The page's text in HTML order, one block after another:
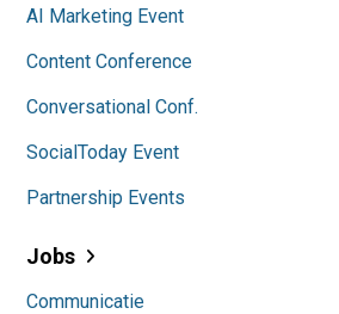
AI Marketing Event
Content Conference
Conversational Conf.
SocialToday Event
Partnership Events
Jobs
Communicatie